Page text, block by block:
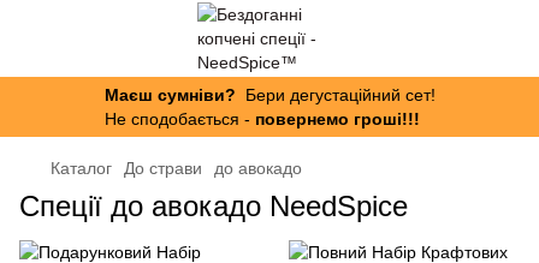
Маєш сумніви? Бери дегустаційний сет!
Не сподобається - повернемо гроші!!!
Каталог До страви до авокадо
Спеції до авокадо NeedSpice